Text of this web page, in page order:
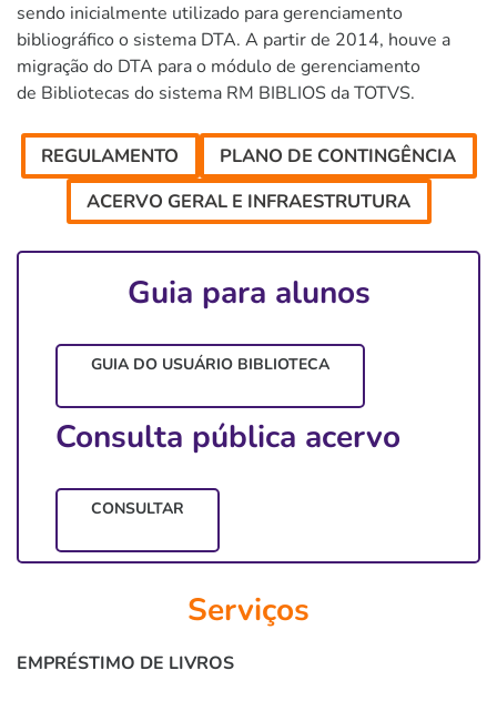
sendo inicialmente utilizado para gerenciamento
bibliográfico o sistema DTA. A partir de 2014, houve a
migração do DTA para o módulo de gerenciamento
de Bibliotecas do sistema RM BIBLIOS da TOTVS.
REGULAMENTO
PLANO DE CONTINGÊNCIA
ACERVO GERAL E INFRAESTRUTURA
Guia para alunos
GUIA DO USUÁRIO BIBLIOTECA
Consulta pública acervo
CONSULTAR
Serviços
EMPRÉSTIMO DE LIVROS